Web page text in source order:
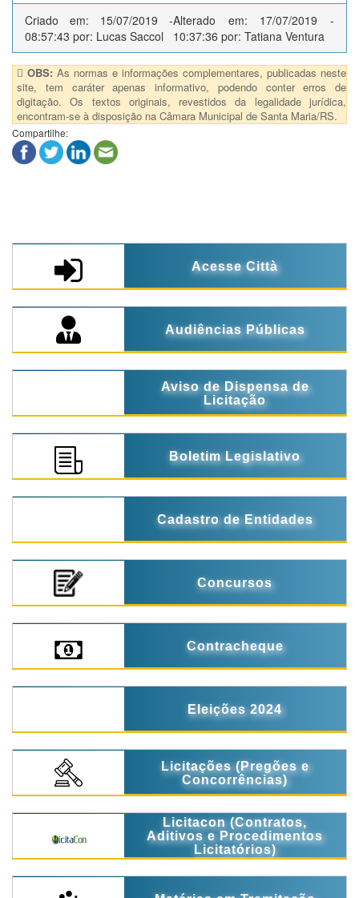
Criado em: 15/07/2019 -
08:57:43 por: Lucas Saccol
Alterado em: 17/07/2019 -
10:37:36 por: Tatiana Ventura
OBS: As normas e informações complementares, publicadas neste
site, tem caráter apenas informativo, podendo conter erros de
digitação. Os textos originais, revestidos da legalidade jurídica,
encontram-se à disposição na Câmara Municipal de Santa Maria/RS.
Compartilhe:
Acesse Città
Audiências Públicas
Aviso de Dispensa de
Licitação
Boletim Legislativo
Cadastro de Entidades
Concursos
Contracheque
Eleições 2024
Licitações (Pregões e
Concorrências)
Licitacon (Contratos,
Aditivos e Procedimentos
Licitatórios)